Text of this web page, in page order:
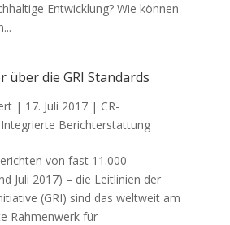
Entwicklung? Wie können
über die GRI Standards
| 17. Juli 2017| CR-
Integrierte Berichterstattung
von fast 11.000
Juli 2017) – die Leitlinien der
(GRI) sind das weltweit am
Rahmenwerk für